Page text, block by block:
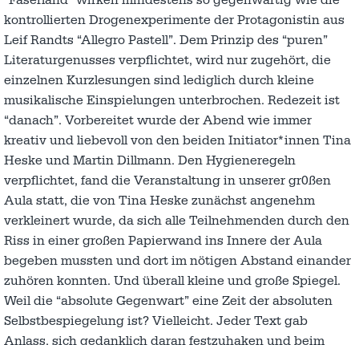
kontrollierten Drogenexperimente der Protagonistin aus
Leif Randts “Allegro Pastell”. Dem Prinzip des “puren”
Literaturgenusses verpflichtet, wird nur zugehört, die
einzelnen Kurzlesungen sind lediglich durch kleine
musikalische Einspielungen unterbrochen. Redezeit ist
“danach”. Vorbereitet wurde der Abend wie immer
kreativ und liebevoll von den beiden Initiator*innen Tina
Heske und Martin Dillmann. Den Hygieneregeln
verpflichtet, fand die Veranstaltung in unserer gr0ßen
Aula statt, die von Tina Heske zunächst angenehm
verkleinert wurde, da sich alle Teilnehmenden durch den
Riss in einer großen Papierwand ins Innere der Aula
begeben mussten und dort im nötigen Abstand einander
zuhören konnten. Und überall kleine und große Spiegel.
Weil die “absolute Gegenwart” eine Zeit der absoluten
Selbstbespiegelung ist? Vielleicht. Jeder Text gab
Anlass, sich gedanklich daran festzuhaken und beim